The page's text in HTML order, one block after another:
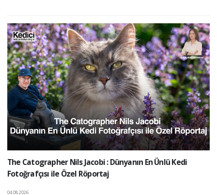
The Catographer Nils Jacobi : Dünyanın En Ünlü Kedi
Fotoğrafçısı ile Özel Röportaj
04.08.2026